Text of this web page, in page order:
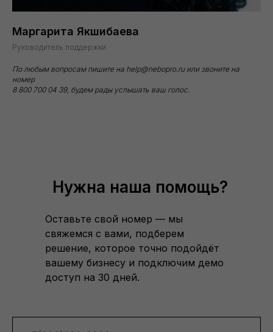
Маргарита Якшибаева
Руководитель поддержки
По любым вопросам пишите на help@nebopro.ru или звоните на
номер
8 800 700 04 39, будем рады услышать ваш голос.
Нужна наша помощь?
Оставьте свой номер — мы
свяжемся с вами, подберем
решение, которое точно подойдёт
вашему бизнесу и подключим демо
доступ на 30 дней.